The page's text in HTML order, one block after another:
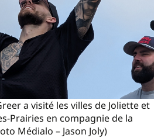
a visité les villes de Joliette et
Prairies en compagnie de la
Médialo – Jason Joly)